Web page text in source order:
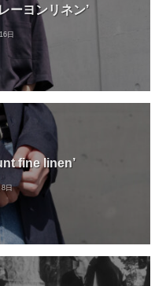
ーヨンリネン’
日
fine linen’
8日